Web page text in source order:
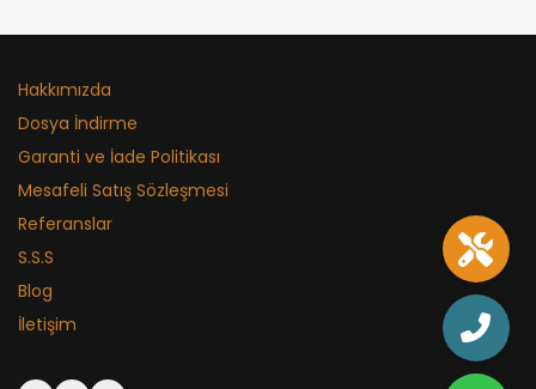
Hakkımızda
Dosya İndirme
Garanti ve İade Politikası
Mesafeli Satış Sözleşmesi
Referanslar
S.S.S
Blog
İletişim